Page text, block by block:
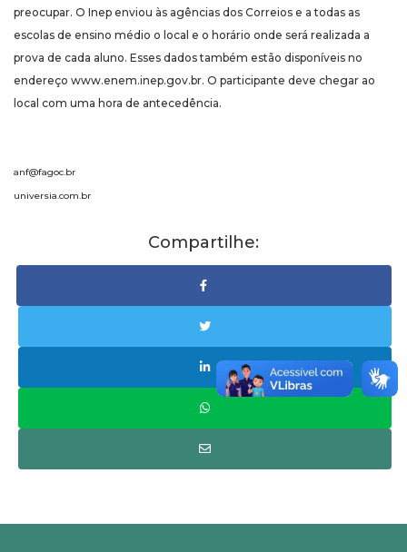
preocupar. O Inep enviou às agências dos Correios e a todas as
escolas de ensino médio o local e o horário onde será realizada a
prova de cada aluno. Esses dados também estão disponíveis no
endereço www.enem.inep.gov.br. O participante deve chegar ao
local com uma hora de antecedência.
anf@fagoc.br
universia.com.br
Compartilhe: